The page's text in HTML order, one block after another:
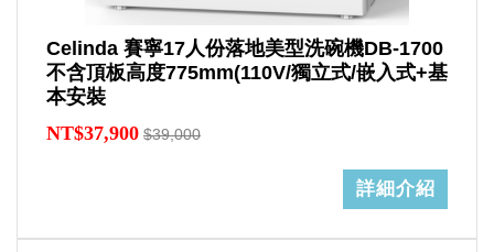
Celinda 賽寧17人份落地美型洗碗機DB-1700
不含頂板高度775mm(110V/獨立式/嵌入式+基
本安裝
NT$37,900 $39,000
詳細介紹